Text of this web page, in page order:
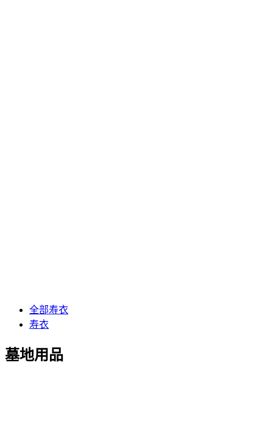
全部寿衣
寿衣
墓地用品